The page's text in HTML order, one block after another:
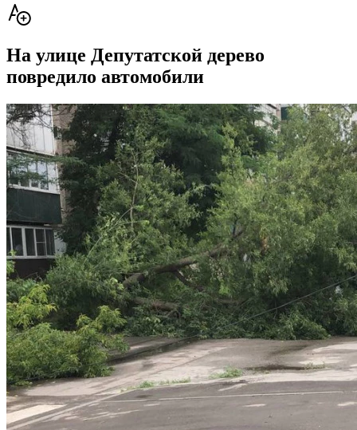
На улице Депутатской дерево
повредило автомобили